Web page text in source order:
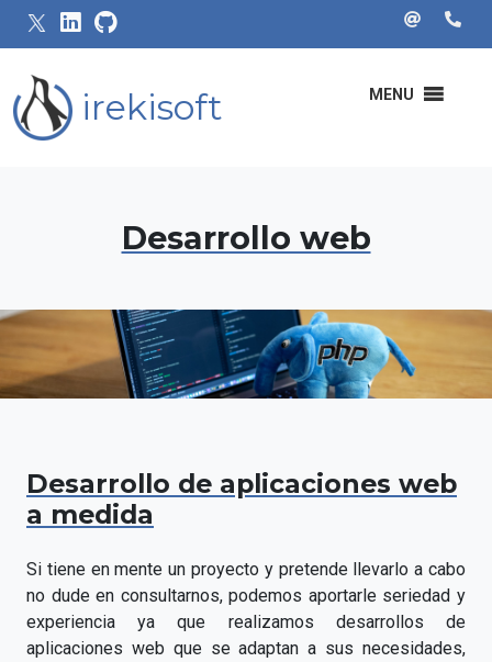
irekisoft MENU
Desarrollo web
Desarrollo de aplicaciones web
a medida
Si tiene en mente un proyecto y pretende llevarlo a cabo
no dude en consultarnos, podemos aportarle seriedad y
experiencia ya que realizamos desarrollos de
aplicaciones web que se adaptan a sus necesidades,